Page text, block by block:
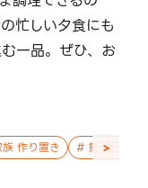
忙しい夕食にも
一品。ぜひ、お
作り置き # 鮭 親子 作
>